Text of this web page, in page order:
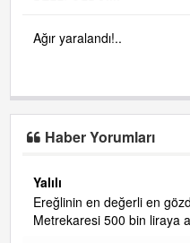
Ağır yaralandı!..
Haber Yorumları
Yalılı
Ereğlinin en değerli en
Metrekaresi 500 bin liraya